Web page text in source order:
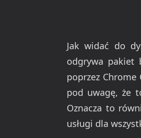
Jak widać do
odgrywa pakiet
poprzez Chrome
pod uwagę, że
Oznacza to
usługi dla